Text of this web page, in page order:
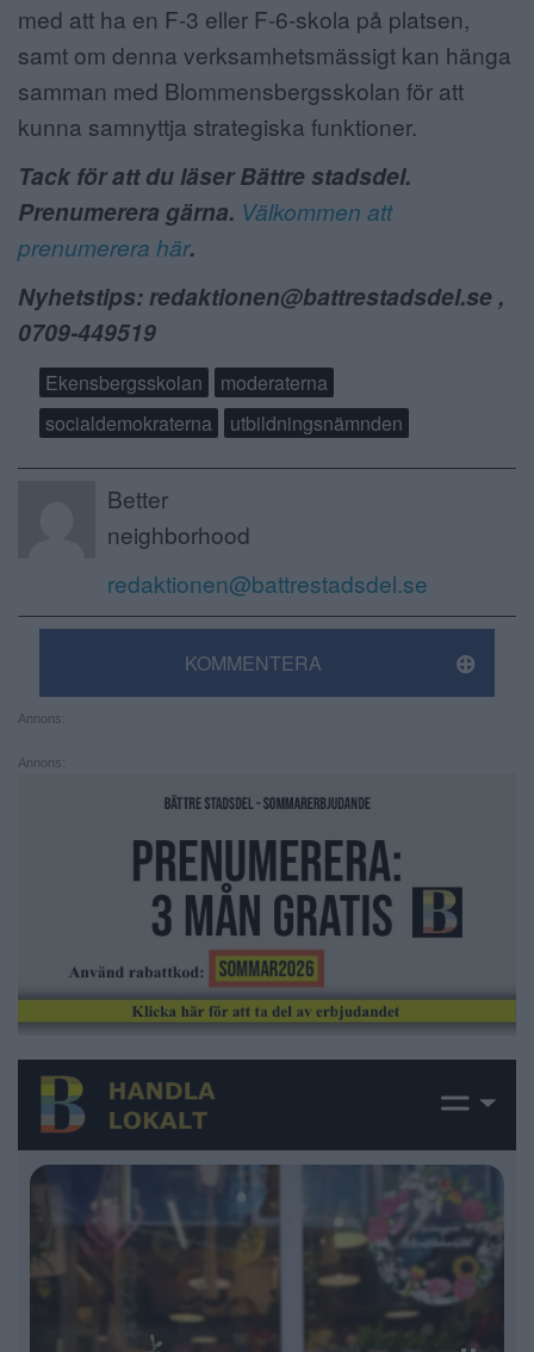
med att ha en F-3 eller F-6-skola på platsen,
samt om denna verksamhetsmässigt kan hänga
samman med Blommensbergsskolan för att
kunna samnyttja strategiska funktioner.
Tack för att du läser Bättre stadsdel.
Prenumerera gärna. Välkommen att
prenumerera här.
Nyhetstips: redaktionen@battrestadsdel.se ,
0709-449519
Ekensbergsskolan
moderaterna
socialdemokraterna
utbildningsnämnden
Better
neighborhood
redaktionen@battrestadsdel.se
KOMMENTERA
Annons:
Annons: